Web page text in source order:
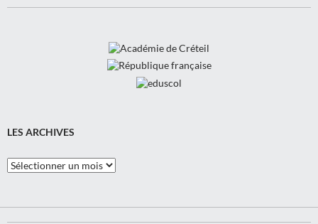
LES ARCHIVES
Les
Archives